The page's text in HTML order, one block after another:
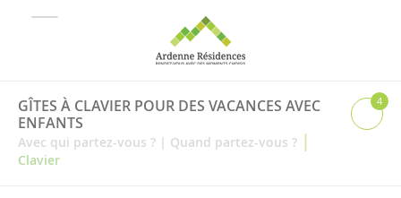
GÎTES À CLAVIER POUR DES VACANCES AVEC
ENFANTS
Avec qui partez-vous ? | Quand partez-vous ? |
Clavier
4